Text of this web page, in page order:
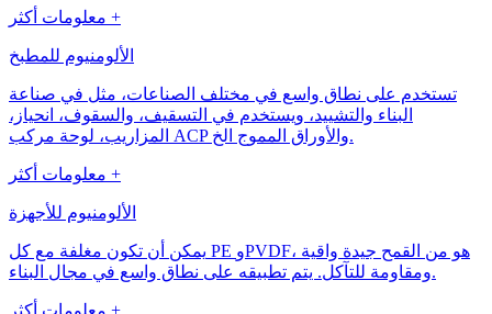
معلومات أكثر +
الألومنيوم للمطبخ
تستخدم على نطاق واسع في مختلف الصناعات، مثل في صناعة
البناء والتشييد، ويستخدم في التسقيف، والسقوف، انحياز،
المزاريب، لوحة مركب ACP والأوراق المموج الخ.
معلومات أكثر +
الألومنيوم للأجهزة
يمكن أن تكون مغلفة مع كل PE وPVDF، هو من القمح جيدة واقية
ومقاومة للتآكل. يتم تطبيقه على نطاق واسع في مجال البناء.